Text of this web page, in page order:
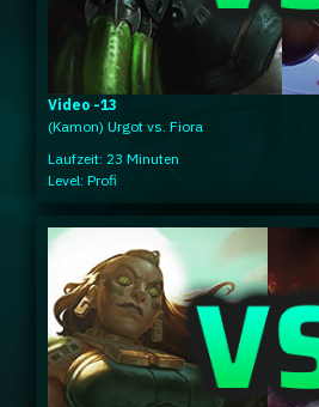
Video -13
(Kamon) Urgot vs. Fiora
Laufzeit: 23 Minuten
Level: Profi